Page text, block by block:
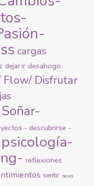
cargas
dejar ir desahogo
Flow/ Disfrutar
- descubrirse -
psicología-
reflexiones
sentir sexo